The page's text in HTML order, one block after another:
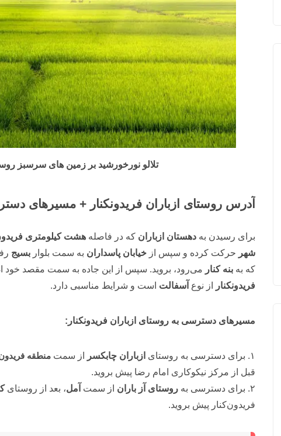
تلالو نورخورشید بر زمین های سرسبز
آدرس روستای ازباران فریدونکنار + مسیرهای
برای رسیدن به دهستان ازباران که در فاصله هشت کیلومتری
شهر حرکت کرده و سپس از خیابان پاسداران به سمت بلوار بسیج
که به بنه کنار می‌رود، بروید. سپس از این جاده به سمت مقصد خود
فریدونکنار
از نوع آسفالت است و شرایط مناسبی دارد.
مسیرهای دسترسی به روستای ازباران فریدونکنار:
۱. برای دسترسی به روستای ازباران چابکسر از سمت منطقه
قبل از مرکز نیکوکاری امام رضا پیش بروید.
۲. برای دسترسی به
روستای آز باران از سمت آمل، بعد از روستای
فریدون‌کنار پیش بروید.